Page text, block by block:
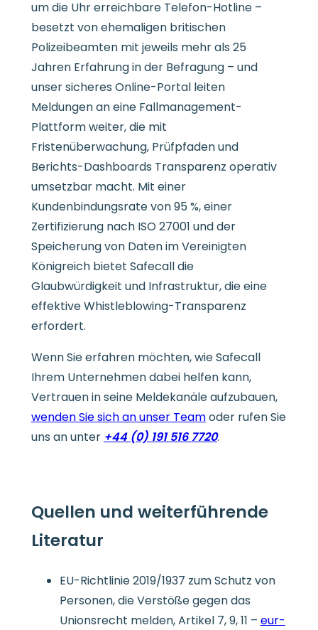
um die Uhr erreichbare Telefon-Hotline –
besetzt von ehemaligen britischen
Polizeibeamten mit jeweils mehr als 25
Jahren Erfahrung in der Befragung – und
unser sicheres Online-Portal leiten
Meldungen an eine Fallmanagement-
Plattform weiter, die mit
Fristenüberwachung, Prüfpfaden und
Berichts-Dashboards Transparenz operativ
umsetzbar macht. Mit einer
Kundenbindungsrate von 95 %, einer
Zertifizierung nach ISO 27001 und der
Speicherung von Daten im Vereinigten
Königreich bietet Safecall die
Glaubwürdigkeit und Infrastruktur, die eine
effektive Whistleblowing-Transparenz
erfordert.
Wenn Sie erfahren möchten, wie Safecall
Ihrem Unternehmen dabei helfen kann,
Vertrauen in seine Meldekanäle aufzubauen,
wenden Sie sich an unser Teamoder rufen Sie
uns an unter +44 (0) 191 516 7720.
Quellen und weiterführende
Literatur
EU-Richtlinie 2019/1937 zum Schutz von
Personen, die Verstöße gegen das
Unionsrecht melden, Artikel 7, 9, 11 – eur-